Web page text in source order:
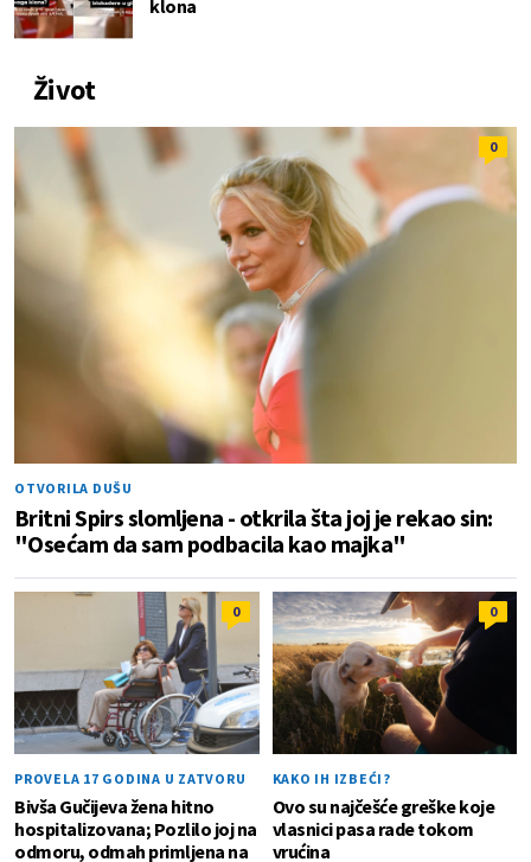
klona
Život
0
OTVORILA DUŠU
Britni Spirs slomljena - otkrila šta joj je rekao sin:
"Osećam da sam podbacila kao majka"
0
PROVELA 17 GODINA U ZATVORU
Bivša Gučijeva žena hitno
hospitalizovana; Pozlilo joj na
odmoru, odmah primljena na
0
KAKO IH IZBEĆI?
Ovo su najčešće greške koje
vlasnici pasa rade tokom
vrućina